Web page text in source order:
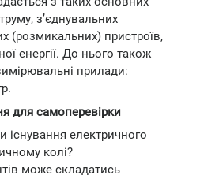
з’єднувальних
(розмикальних) пристроїв,
енергії. До нього також
прилади:
для самоперевірки
існування електричного
колі?
може складатись